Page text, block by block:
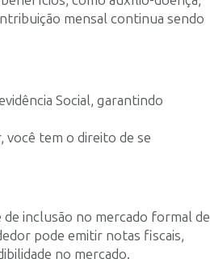
mensal continua sendo
Social, garantindo
você tem o direito de se
inclusão no mercado formal de
pode emitir notas fiscais,
no mercado.